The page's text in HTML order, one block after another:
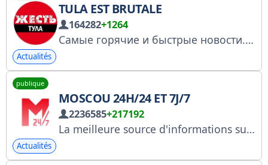
TULA EST BRUTALE
164282+1264
Самые горячие и быстрые новости. Будь в гуще событий твоего города Анонимная обратная связь @tula_anonimno
Actualités
publique
MOSCOU 24H/24 ET 7J/7
2236585+217192
La meilleure source d'informations sur l'actualité moscovite ! Signalez les infos : @Novosti_MSK24_bot Pour toute demande publicitaire : @Joe_barbaro_2 Nos chaînes : @Scaletta_Agency Nous collaborons avec : @swaymedia, @Spiral_Yuri RKN : https://clck.ru/3GCHD9
Actualités